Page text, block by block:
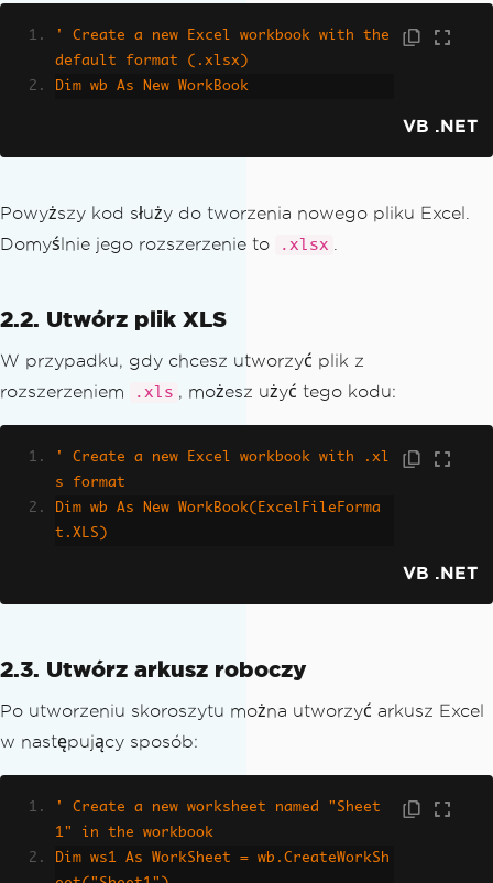
' Create a new Excel workbook with the
default format (.xlsx)
Dim wb As New WorkBook
VB .NET
Powyższy kod służy do tworzenia nowego pliku Excel.
Domyślnie jego rozszerzenie to
.xlsx .
2.2. Utwórz plik XLS
W przypadku, gdy chcesz utworzyć plik z
rozszerzeniem
.xls , możesz użyć tego kodu:
' Create a new Excel workbook with .xl
s format
Dim wb As New WorkBook(ExcelFileForma
t.XLS)
VB .NET
2.3. Utwórz arkusz roboczy
Po utworzeniu skoroszytu można utworzyć arkusz Excel
w następujący sposób:
' Create a new worksheet named "Sheet
1" in the workbook
Dim ws1 As WorkSheet = wb.CreateWorkSh